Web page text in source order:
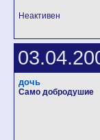
Неактивен
дочь
Само добродушие